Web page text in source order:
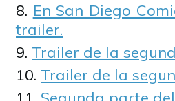
En San Diego
trailer.
Trailer de la
Trailer de la